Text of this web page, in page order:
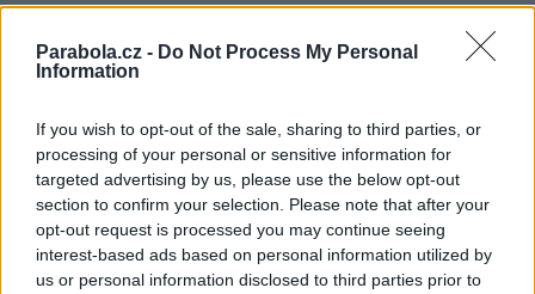
Parabola.cz - Do Not Process My Personal
Information
If you wish to opt-out of the sale, sharing to third parties, or
processing of your personal or sensitive information for
targeted advertising by us, please use the below opt-out
section to confirm your selection. Please note that after your
opt-out request is processed you may continue seeing
interest-based ads based on personal information utilized by
us or personal information disclosed to third parties prior to
FACEBOOK
Přečtěte si také
Film+ začal vysílat v HD rozlišení
Insight UHD před startem na 19,2E. Je také v HD
Pervyj Muzykalnyj zahájil testy v Ultra HD 4K
Reklama